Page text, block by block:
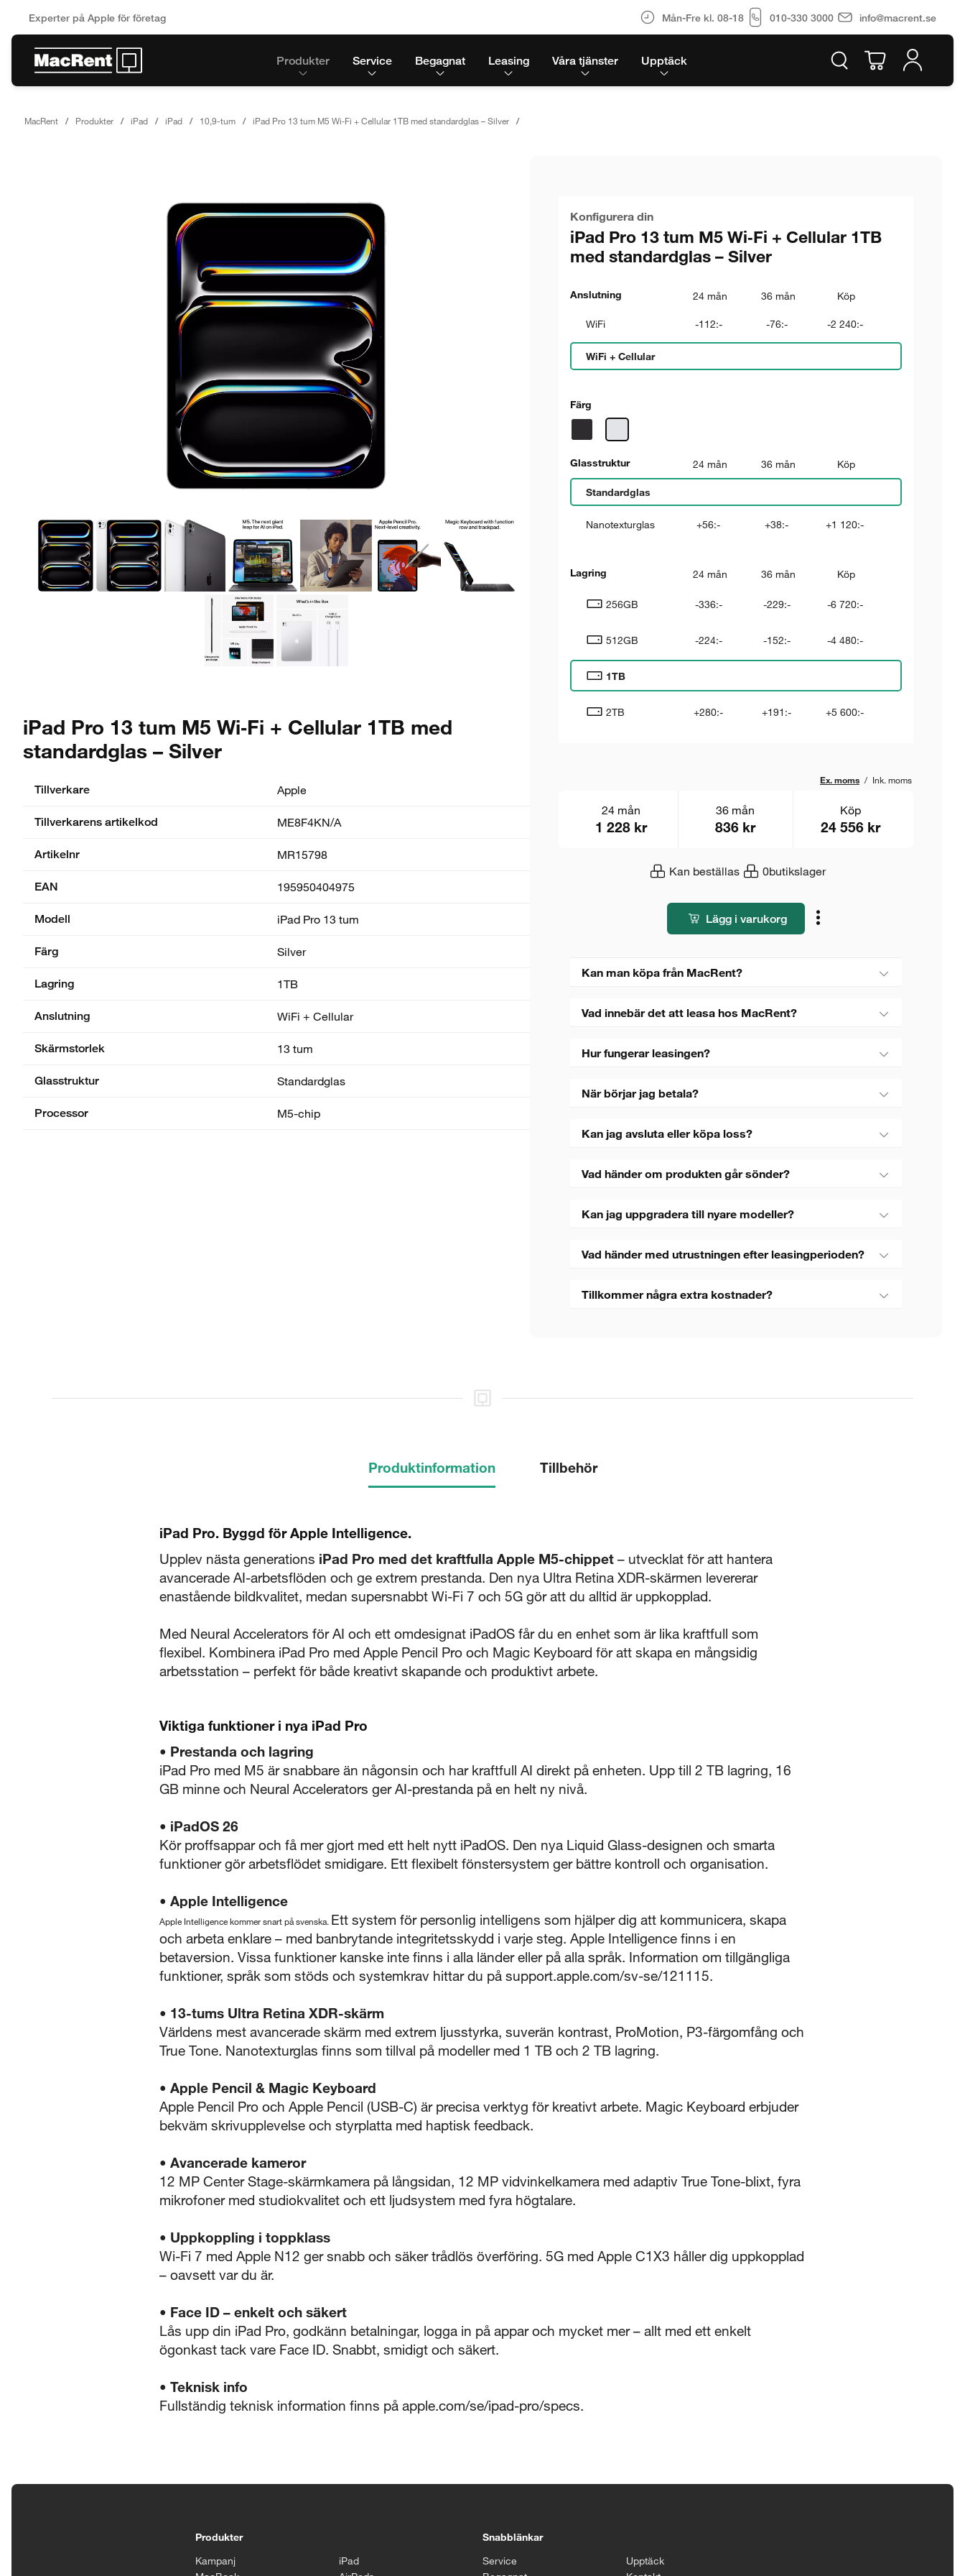
Experter på Apple för företag Mån-Fre kl. 08-18 010-330 3000 info@macrent.se
Produkter Service Begagnat Leasing Våra tjänster Upptäck
MacRent Produkter iPad iPad 10,9-tum iPad Pro 13 tum M5 Wi‑Fi + Cellular 1TB med standardglas – Silver
iPad Pro 13 tum M5 Wi‑Fi + Cellular 1TB med
standardglas – Silver
Tillverkare Apple
Tillverkarens artikelkod ME8F4KN/A
Artikelnr MR15798
EAN 195950404975
Modell iPad Pro 13 tum
Färg Silver
Lagring 1TB
Anslutning WiFi + Cellular
Skärmstorlek 13 tum
Glasstruktur Standardglas
Processor M5-chip
Konfigurera din
iPad Pro 13 tum M5 Wi‑Fi + Cellular 1TB
med standardglas – Silver
Anslutning 24 mån 36 mån Köp
WiFi -112:- -76:- -2 240:-
WiFi + Cellular
Färg
Glasstruktur 24 mån 36 mån Köp
Standardglas
Nanotexturglas +56:- +38:- +1 120:-
Lagring 24 mån 36 mån Köp
256GB -336:- -229:- -6 720:-
512GB -224:- -152:- -4 480:-
1TB
2TB +280:- +191:- +5 600:-
Ex. moms / Ink. moms
Kan beställas 0butikslager
24 mån
1 228 kr
36 mån
836 kr
Köp
24 556 kr
Lägg i varukorg
Kan man köpa från MacRent?
Vad innebär det att leasa hos MacRent?
Hur fungerar leasingen?
När börjar jag betala?
Kan jag avsluta eller köpa loss?
Vad händer om produkten går sönder?
Kan jag uppgradera till nyare modeller?
Vad händer med utrustningen efter leasingperioden?
Tillkommer några extra kostnader?
Produktinformation Tillbehör
iPad Pro. Byggd för Apple Intelligence.
Upplev nästa generations iPad Pro med det kraftfulla Apple M5-chippet – utvecklat för att hantera
avancerade AI-arbetsflöden och ge extrem prestanda. Den nya Ultra Retina XDR-skärmen levererar
enastående bildkvalitet, medan supersnabbt Wi-Fi 7 och 5G gör att du alltid är uppkopplad.
Med Neural Accelerators för AI och ett omdesignat iPadOS får du en enhet som är lika kraftfull som
flexibel. Kombinera iPad Pro med Apple Pencil Pro och Magic Keyboard för att skapa en mångsidig
arbetsstation – perfekt för både kreativt skapande och produktivt arbete.
Viktiga funktioner i nya iPad Pro
• Prestanda och lagring
iPad Pro med M5 är snabbare än någonsin och har kraftfull AI direkt på enheten. Upp till 2 TB lagring, 16
GB minne och Neural Accelerators ger AI-prestanda på en helt ny nivå.
• iPadOS 26
Kör proffsappar och få mer gjort med ett helt nytt iPadOS. Den nya Liquid Glass-designen och smarta
funktioner gör arbetsflödet smidigare. Ett flexibelt fönstersystem ger bättre kontroll och organisation.
• Apple Intelligence
Apple Intelligence kommer snart på svenska. Ett system för personlig intelligens som hjälper dig att kommunicera, skapa
och arbeta enklare – med banbrytande integritetsskydd i varje steg. Apple Intelligence finns i en
betaversion. Vissa funktioner kanske inte finns i alla länder eller på alla språk. Information om tillgängliga
funktioner, språk som stöds och systemkrav hittar du på support.apple.com/sv-se/121115.
• 13-tums Ultra Retina XDR-skärm
Världens mest avancerade skärm med extrem ljusstyrka, suverän kontrast, ProMotion, P3-färgomfång och
True Tone. Nanotexturglas finns som tillval på modeller med 1 TB och 2 TB lagring.
• Apple Pencil & Magic Keyboard
Apple Pencil Pro och Apple Pencil (USB-C) är precisa verktyg för kreativt arbete. Magic Keyboard erbjuder
bekväm skrivupplevelse och styrplatta med haptisk feedback.
• Avancerade kameror
12 MP Center Stage-skärmkamera på långsidan, 12 MP vidvinkelkamera med adaptiv True Tone-blixt, fyra
mikrofoner med studiokvalitet och ett ljudsystem med fyra högtalare.
• Uppkoppling i toppklass
Wi-Fi 7 med Apple N12 ger snabb och säker trådlös överföring. 5G med Apple C1X3 håller dig uppkopplad
– oavsett var du är.
• Face ID – enkelt och säkert
Lås upp din iPad Pro, godkänn betalningar, logga in på appar och mycket mer – allt med ett enkelt
ögonkast tack vare Face ID. Snabbt, smidigt och säkert.
• Teknisk info
Fullständig teknisk information finns på apple.com/se/ipad-pro/specs.
Produkter
Kampanj
iPad
Snabblänkar
Service
Upptäck
5 sekunder